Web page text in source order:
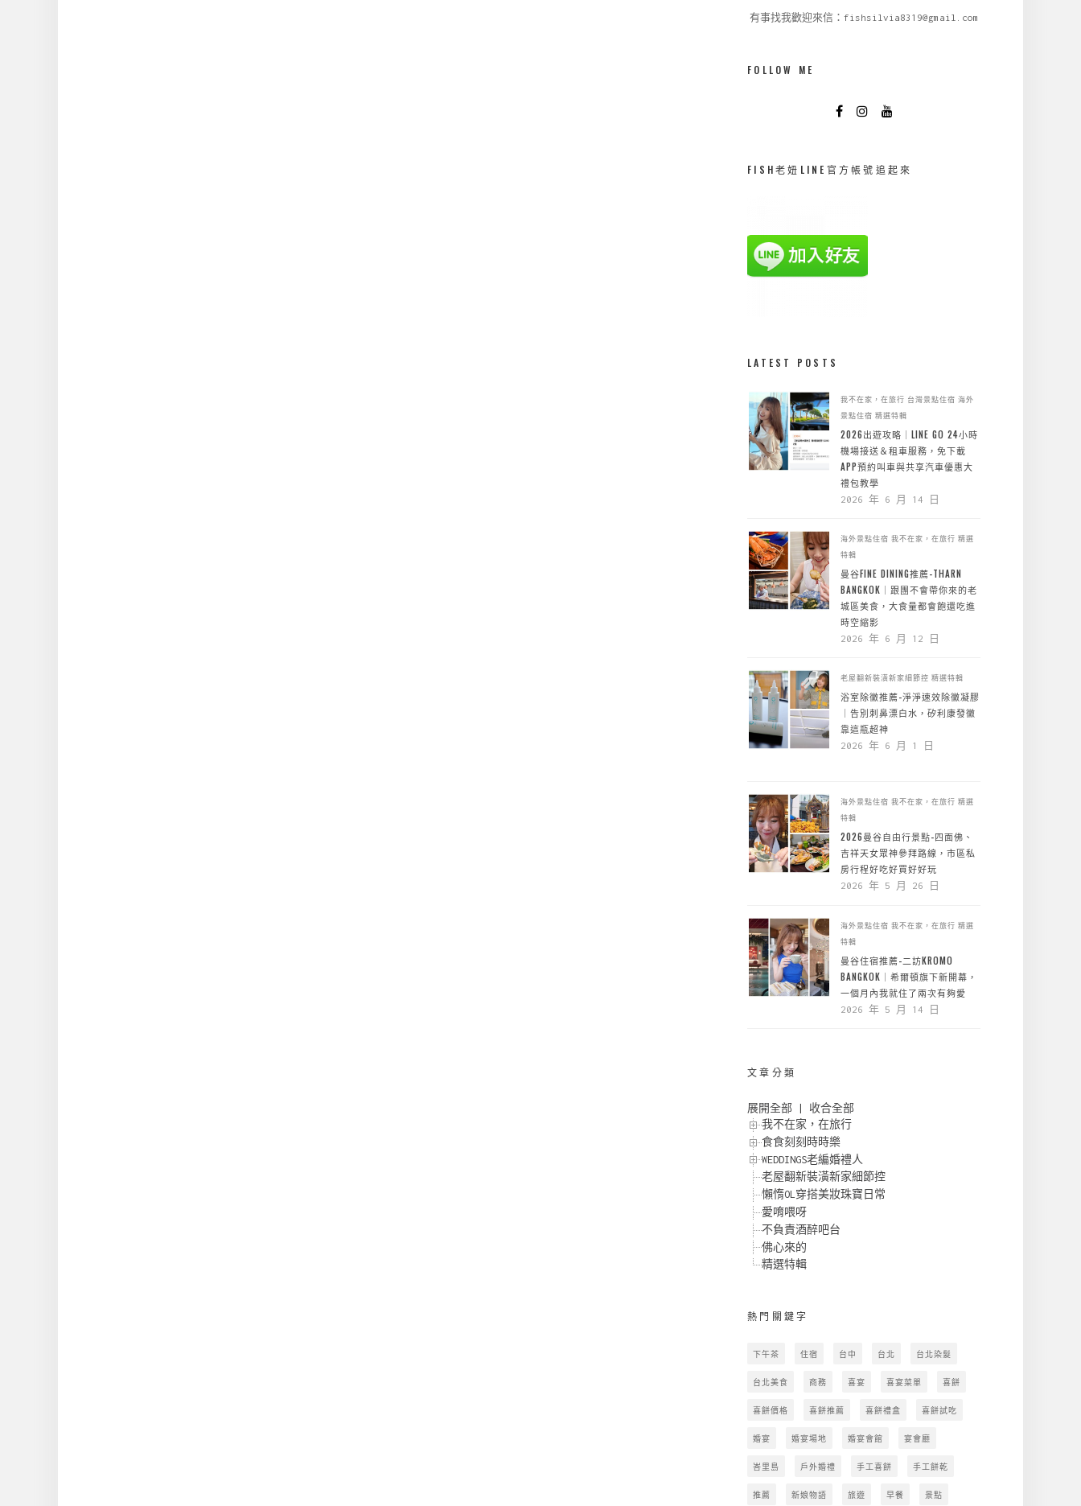
有事找我歡迎來信：fishsilvia8319@gmail.com
FOLLOW ME
FISH老妞LINE官方帳號追起來
LATEST POSTS
我不在家，在旅行 台灣景點住宿 海外
景點住宿 精選特輯
2026出遊攻略｜LINE GO 24小時
機場接送＆租車服務，免下載
APP預約叫車與共享汽車優惠大
禮包教學
2026 年 6 月 14 日
海外景點住宿 我不在家，在旅行 精選
特輯
曼谷FINE DINING推薦-THARN
BANGKOK｜跟團不會帶你來的老
城區美食，大食量都會飽還吃進
時空縮影
2026 年 6 月 12 日
老屋翻新裝潢新家細節控 精選特輯
浴室除黴推薦-淨淨速效除黴凝膠
｜告別刺鼻漂白水，矽利康發黴
靠這瓶超神
2026 年 6 月 1 日
海外景點住宿 我不在家，在旅行 精選
特輯
2026曼谷自由行景點-四面佛、
吉祥天女眾神參拜路線，市區私
房行程好吃好買好好玩
2026 年 5 月 26 日
海外景點住宿 我不在家，在旅行 精選
特輯
曼谷住宿推薦-二訪KROMO
BANGKOK｜希爾頓旗下新開幕，
一個月內我就住了兩次有夠愛
2026 年 5 月 14 日
文章分類
展開全部
收合全部
我不在家，在旅行
食食刻刻時時樂
WEDDINGS老編婚禮人
老屋翻新裝潢新家細節控
懶惰OL穿搭美妝珠寶日常
愛唷喂呀
不負責酒醉吧台
佛心來的
精選特輯
熱門關鍵字
下午茶 住宿 台中 台北 台北染髮
台北美食 商務 喜宴 喜宴菜單 喜餅
喜餅價格 喜餅推薦 喜餅禮盒 喜餅試吃
婚宴 婚宴場地 婚宴會館 宴會廳
峇里島 戶外婚禮 手工喜餅 手工餅乾
推薦 新娘物語 旅遊 早餐 景點